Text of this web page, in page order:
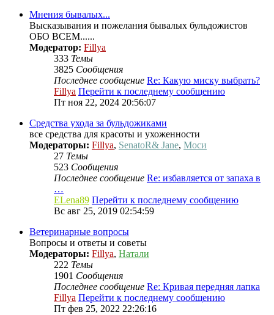
Мнения бывалых...
Высказывания и пожелания бывалых бульдожистов
ОБО ВСЕМ......
Модератор: Fillya
333 Темы
3825 Сообщения
Последнее сообщение Re: Какую миску выбрать?
Fillya Перейти к последнему сообщению
Пт ноя 22, 2024 20:56:07
Средства ухода за бульдожиками
все средства для красоты и ухоженности
Модераторы: Fillya, SenatoR& Jane, Моси
27 Темы
523 Сообщения
Последнее сообщение Re: избавляется от запаха в
…
ELena89 Перейти к последнему сообщению
Вс авг 25, 2019 02:54:59
Ветеринарные вопросы
Вопросы и ответы и советы
Модераторы: Fillya, Натали
222 Темы
1901 Сообщения
Последнее сообщение Re: Кривая передняя лапка
Fillya Перейти к последнему сообщению
Пт фев 25, 2022 22:26:16